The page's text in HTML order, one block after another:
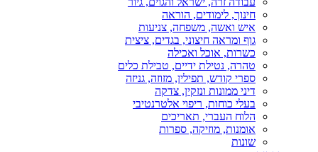
חינוך, לימודים, הוראה
איש ואשה, משפחה, צניעות
גוף ומראה חיצוני, בגדים, ציצית
כשרות, אוכל ואכילה
טהרה, נטילת ידיים, טבילת כלים
ספרי קודש, תפילין, מזוזה, גניזה
דיני ממונות ונזקין, צדקה
בעלי כוחות, ריפוי אלטרנטיבי
הלוח העברי, תאריכים
אומנות, מוזיקה, ספרות
שונות